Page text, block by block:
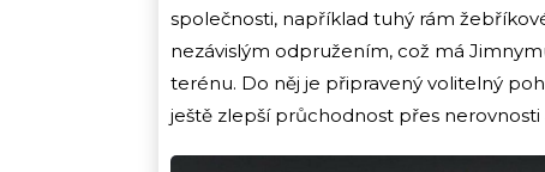
společnosti, například tuhý rám
nezávislým odpružením, což má
terénu. Do něj je připravený volitelný
ještě zlepší průchodnost přes